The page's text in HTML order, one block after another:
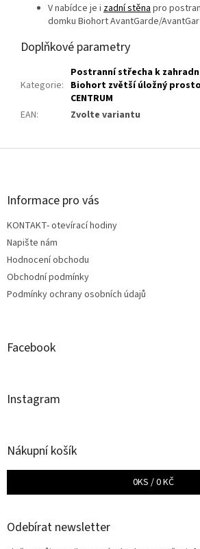
V nabídce je i zadní stěna pro
domku Biohort AvantGarde/
Doplňkové parametry
Kategorie:
Postranní střecha k
Biohort zvětší úložný
CENTRUM
EAN: Zvolte variantu
Z
Informace pro vás
KONTAKT- otevírací hodiny
Napište nám
Hodnocení obchodu
Obchodní podmínky
Podmínky ochrany osobních údajů
Facebook
Instagram
Nákupní košík
0KS /0 KČ
Odebírat newsletter